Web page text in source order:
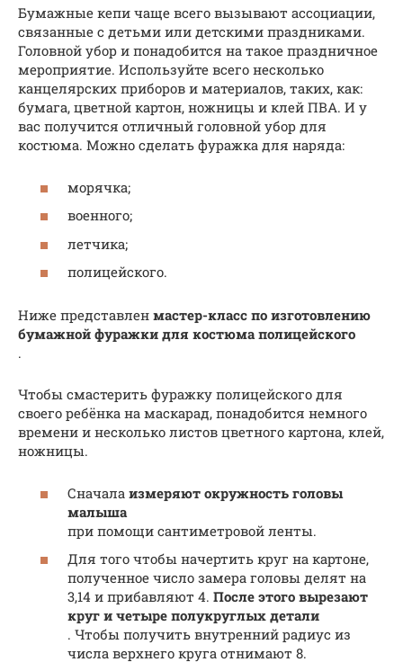
Бумажные кепи чаще всего вызывают ассоциации,
связанные с детьми или детскими праздниками.
Головной убор и понадобится на такое праздничное
мероприятие. Используйте всего несколько
канцелярских приборов и материалов, таких, как:
бумага, цветной картон, ножницы и клей ПВА. И у
вас получится отличный головной убор для
костюма. Можно сделать фуражка для наряда:
морячка;
военного;
летчика;
полицейского.
Ниже представлен мастер-класс по изготовлению
бумажной фуражки для костюма полицейского
.
Чтобы смастерить фуражку полицейского для
своего ребёнка на маскарад, понадобится немного
времени и несколько листов цветного картона, клей,
ножницы.
Сначала измеряют окружность головы
малыша
при помощи сантиметровой ленты.
Для того чтобы начертить круг на картоне,
полученное число замера головы делят на
3,14 и прибавляют 4. После этого вырезают
круг и четыре полукруглых детали
. Чтобы получить внутренний радиус из
числа верхнего круга отнимают 8.